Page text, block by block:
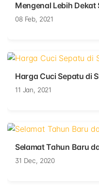
Mengenal Lebih Dekat
08 Feb, 2021
Harga Cuci Sepatu di
11 Jan, 2021
Selamat Tahun Baru
31 Dec, 2020